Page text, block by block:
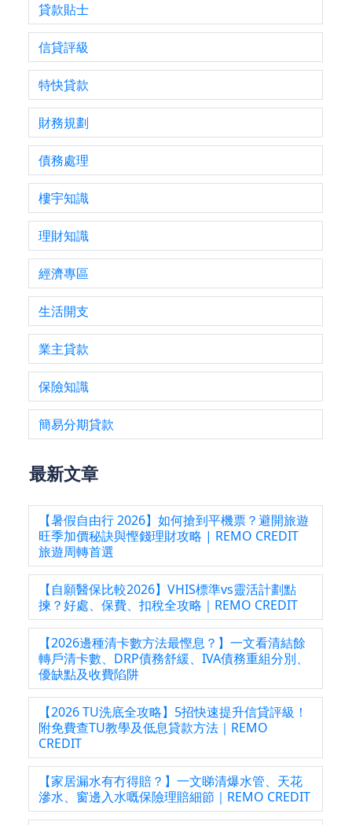
貸款貼士
信貸評級
特快貸款
財務規劃
債務處理
樓宇知識
理財知識
經濟專區
生活開支
業主貸款
保險知識
簡易分期貸款
最新文章
【暑假自由行 2026】如何搶到平機票？避開旅遊
旺季加價秘訣與慳錢理財攻略 | REMO CREDIT
旅遊周轉首選
【自願醫保比較2026】VHIS標準vs靈活計劃點
揀？好處、保費、扣稅全攻略｜REMO CREDIT
【2026邊種清卡數方法最慳息？】一文看清結餘
轉戶清卡數、DRP債務舒緩、IVA債務重組分別、
優缺點及收費陷阱
【2026 TU洗底全攻略】5招快速提升信貸評級！
附免費查TU教學及低息貸款方法｜REMO
CREDIT
【家居漏水有冇得賠？】一文睇清爆水管、天花
滲水、窗邊入水嘅保險理賠細節｜REMO CREDIT